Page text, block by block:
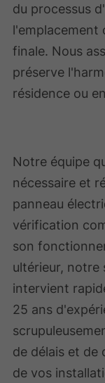
du processus
l'emplacement
finale. Nous
préserve
résidence ou
Notre équipe
nécessaire et
panneau
vérification
son
ultérieur, notre
intervient
25 ans
de délais et de
de vos